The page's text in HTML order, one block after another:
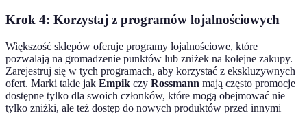
Krok 4: Korzystaj z programów lojalnościowych
Większość sklepów oferuje programy lojalnościowe, które
pozwalają na gromadzenie punktów lub zniżek na kolejne zakupy.
Zarejestruj się w tych programach, aby korzystać z ekskluzywnych
ofert. Marki takie jak Empik czy Rossmann mają często promocje
dostępne tylko dla swoich członków, które mogą obejmować nie
tylko zniżki, ale też dostęp do nowych produktów przed innymi